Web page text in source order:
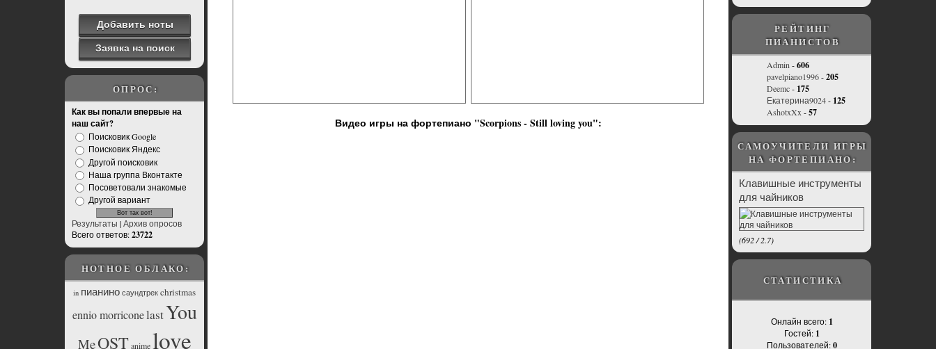
Добавить ноты
Заявка на поиск
ОПРОС:
Как вы попали впервые на
наш сайт?
Поисковик Google
Поисковик Яндекс
Другой поисковик
Наша группа Вконтакте
Посоветовали знакомые
Другой вариант
Результаты |Архив опросов
Всего ответов:23722
НОТНОЕ ОБЛАКО:
in пианино саундтрек christmas
ennio morriconelastYou
MeOST anime love
Видео игры на фортепиано "Scorpions - Still loving you":
РЕЙТИНГ
ПИАНИСТОВ
Admin -606
pavelpiano1996-205
Deemc- 175
Екатерина9024- 125
AshotxXx -57
САМОУЧИТЕЛИ ИГРЫ
НА ФОРТЕПИАНО:
Клавишные инструменты
для чайников
(692/2.7)
СТАТИСТИКА
Онлайн всего: 1
Гостей: 1
Пользователей:0